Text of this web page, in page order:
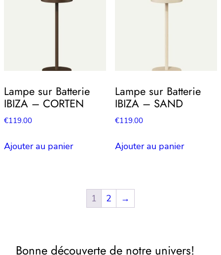
Lampe sur Batterie
IBIZA – CORTEN
€119.00
Ajouter au panier
Lampe sur Batterie
IBIZA – SAND
€119.00
Ajouter au panier
1 2 →
Bonne découverte de notre univers!